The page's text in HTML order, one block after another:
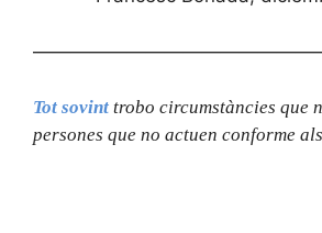
Tot sovint trobo circumstàncies que
persones que no actuen conforme